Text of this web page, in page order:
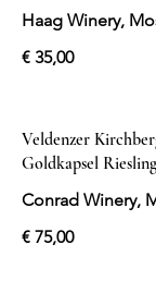
Haag Winery,
€ 35,00
Veldenzer
Goldkapsel
Conrad Winery,
€ 75,00